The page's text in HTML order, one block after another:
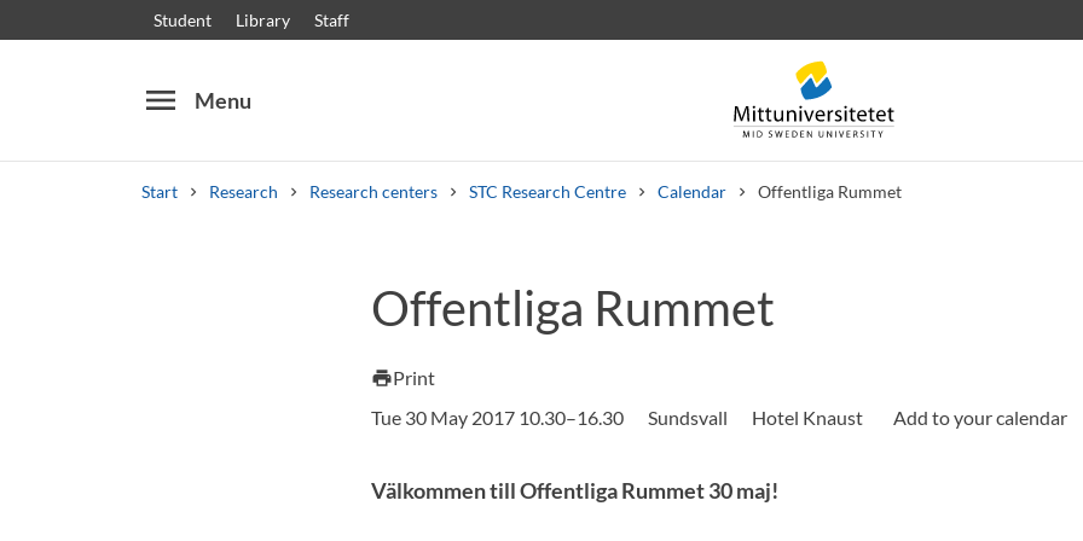
Student Library Staff
menu Menu
Start Research Research centers STC Research Centre Calendar Offentliga Rummet
Other search services
Courses and programmesSyllabus Welcome lettersStaff Job vacancies
Offentliga Rummet
printPrint
Tue 30 May 2017 10.30–16.30
Sundsvall Hotel Knaust
Välkommen till Offentliga Rummet 30 maj!